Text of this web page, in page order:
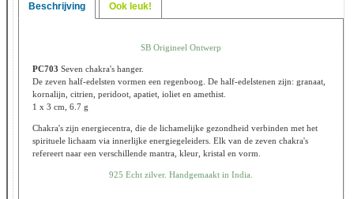
Beschrijving Ook leuk!
SB Origineel Ontwerp
PC703 Seven chakra's hanger.
De zeven half-edelsten vormen een regenboog. De half-edelstenen zijn: granaat,
kornalijn, citrien, peridoot, apatiet, ioliet en amethist.
1 x 3 cm, 6.7 g
Chakra's zijn energiecentra, die de lichamelijke gezondheid verbinden met het
spirituele lichaam via innerlijke energiegeleiders. Elk van de zeven chakra's
refereert naar een verschillende mantra, kleur, kristal en vorm.
925 Echt zilver. Handgemaakt in India.